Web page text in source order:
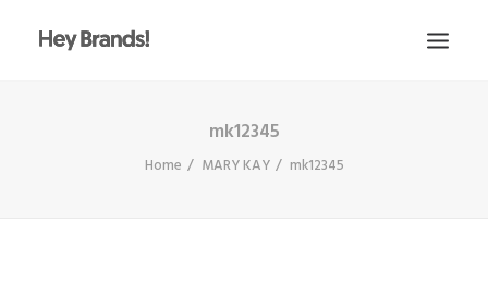
mk12345
Home MARY KAY mk12345